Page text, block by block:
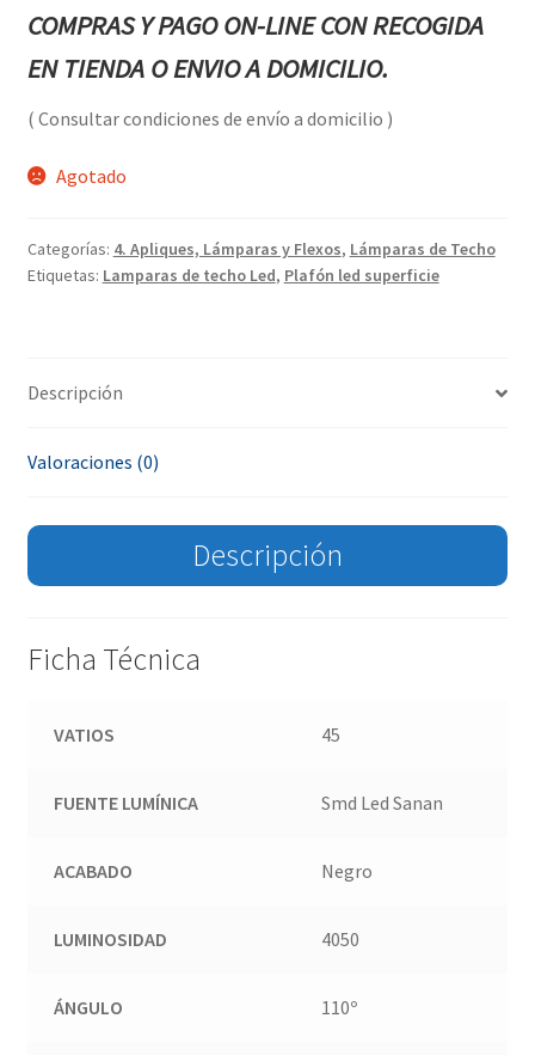
COMPRAS Y PAGO ON-LINE CON RECOGIDA
EN TIENDA O ENVIO A DOMICILIO.
( Consultar condiciones de envío a domicilio )
Agotado
Categorías: 4. Apliques, Lámparas y Flexos, Lámparas de Techo
Etiquetas: Lamparas de techo Led, Plafón led superficie
Descripción
Valoraciones (0)
Descripción
Ficha Técnica
VATIOS 45
FUENTE LUMÍNICA Smd Led Sanan
ACABADO Negro
LUMINOSIDAD 4050
ÁNGULO 110º